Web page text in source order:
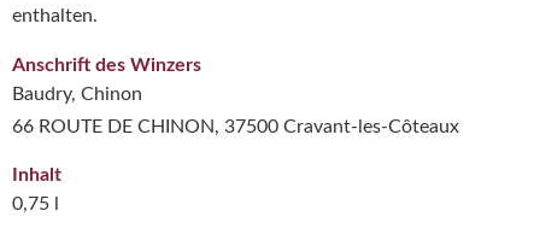
enthalten.
Anschrift des Winzers
Baudry, Chinon
66 ROUTE DE CHINON, 37500 Cravant-les-Côteaux
Inhalt
0,75 l